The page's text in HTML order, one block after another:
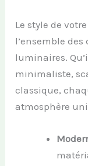
Le style de
l’ensemble
luminaires.
minimaliste,
classique,
atmosphère